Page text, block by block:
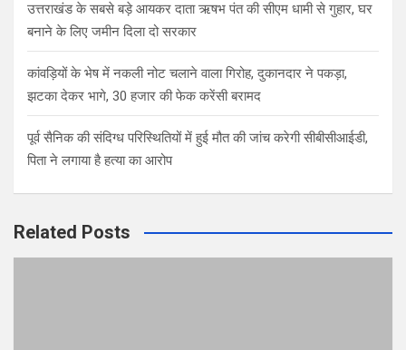
उत्तराखंड के सबसे बड़े आयकर दाता ऋषभ पंत की सीएम धामी से गुहार, घर
बनाने के लिए जमीन दिला दो सरकार
कांवड़ियों के भेष में नकली नोट चलाने वाला गिरोह, दुकानदार ने पकड़ा,
झटका देकर भागे, 30 हजार की फेक करेंसी बरामद
पूर्व सैनिक की संदिग्ध परिस्थितियों में हुई मौत की जांच करेगी सीबीसीआईडी,
पिता ने लगाया है हत्या का आरोप
Related Posts